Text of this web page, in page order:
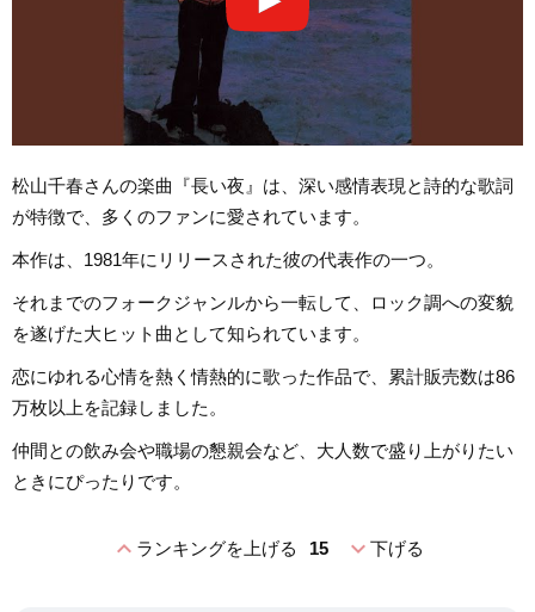
松山千春さんの楽曲『長い夜』は、深い感情表現と詩的な歌詞
が特徴で、多くのファンに愛されています。
本作は、1981年にリリースされた彼の代表作の一つ。
それまでのフォークジャンルから一転して、ロック調への変貌
を遂げた大ヒット曲として知られています。
恋にゆれる心情を熱く情熱的に歌った作品で、累計販売数は86
万枚以上を記録しました。
仲間との飲み会や職場の懇親会など、大人数で盛り上がりたい
ときにぴったりです。
expand_lessランキングを上げる 15 expand_more下げる